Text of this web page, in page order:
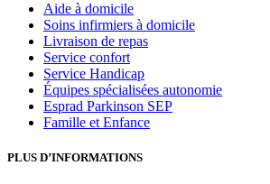
Aide à domicile
Soins infirmiers à domicile
Livraison de repas
Service confort
Service Handicap
Équipes spécialisées autonomie
Esprad Parkinson SEP
Famille et Enfance
PLUS D’INFORMATIONS